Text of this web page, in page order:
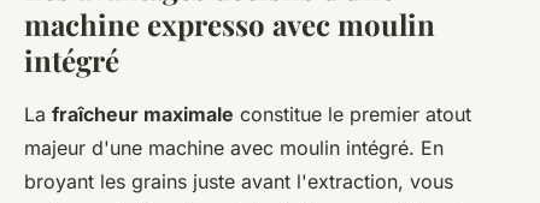
machine expresso avec moulin
intégré
La fraîcheur maximale constitue le premier atout
majeur d'une machine avec moulin intégré. En
broyant les grains juste avant l'extraction, vous